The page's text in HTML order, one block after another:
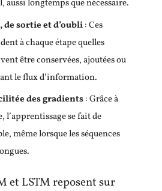
aussi longtemps que nécessaire.
de sortie et d’oubli: Ces
à chaque étape quelles
être conservées, ajoutées ou
le flux d’information.
des gradients: Grâce à
l’apprentissage se fait de
même lorsque les séquences
et LSTM reposent sur